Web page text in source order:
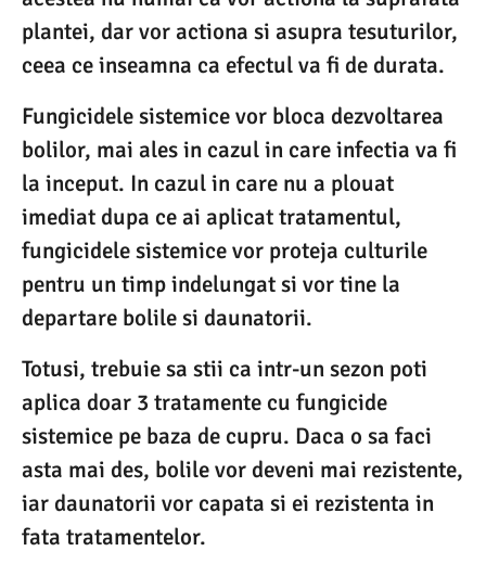
plantei, dar vor actiona si asupra tesuturilor,
ceea ce inseamna ca efectul va fi de durata.
Fungicidele sistemice vor bloca dezvoltarea
bolilor, mai ales in cazul in care infectia va fi
la inceput. In cazul in care nu a plouat
imediat dupa ce ai aplicat tratamentul,
fungicidele sistemice vor proteja culturile
pentru un timp indelungat si vor tine la
departare bolile si daunatorii.
Totusi, trebuie sa stii ca intr-un sezon poti
aplica doar 3 tratamente cu fungicide
sistemice pe baza de cupru. Daca o sa faci
asta mai des, bolile vor deveni mai rezistente,
iar daunatorii vor capata si ei rezistenta in
fata tratamentelor.